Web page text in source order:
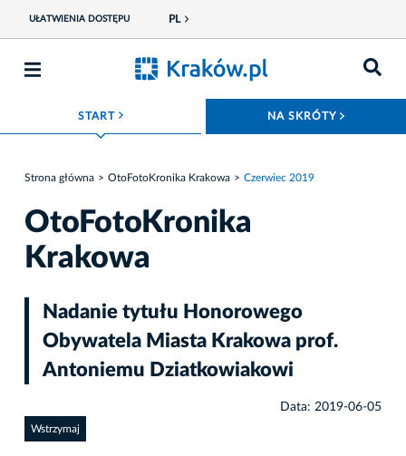
UŁATWIENIA DOSTĘPU PL
START ROZWIŃ MENU NA SKRÓTY
Strona główna OtoFotoKronika Krakowa Czerwiec 2019
OtoFotoKronika
Krakowa
Nadanie tytułu Honorowego
Obywatela Miasta Krakowa prof.
Antoniemu Dziatkowiakowi
Data: 2019-06-05
Wstrzymaj